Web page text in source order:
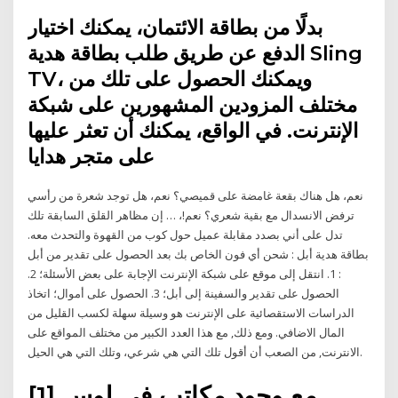
بدلًا من بطاقة الائتمان، يمكنك اختيار
الدفع عن طريق طلب بطاقة هدية Sling
TV، ويمكنك الحصول على تلك من
مختلف المزودين المشهورين على شبكة
الإنترنت. في الواقع، يمكنك أن تعثر عليها
على متجر هدايا
نعم، هل هناك بقعة غامضة على قميصي؟ نعم، هل توجد شعرة من رأسي
ترفض الانسدال مع بقية شعري؟ نعم!، … إن مظاهر القلق السابقة تلك
تدل على أني بصدد مقابلة عميل حول كوب من القهوة والتحدث معه.
بطاقة هدية أبل : شحن أي فون الخاص بك بعد الحصول على تقدير من أبل
: 1. انتقل إلى موقع على شبكة الإنترنت الإجابة على بعض الأسئلة؛ 2.
الحصول على تقدير والسفينة إلى أبل؛ 3. الحصول على أموال؛ اتخاذ
الدراسات الاستقصائية على الإنترنت هو وسيلة سهلة لكسب القليل من
المال الاضافي. ومع ذلك, مع هذا العدد الكبير من مختلف المواقع على
الانترنت, من الصعب أن أقول تلك التي هي شرعي، وتلك التي هي الحيل.